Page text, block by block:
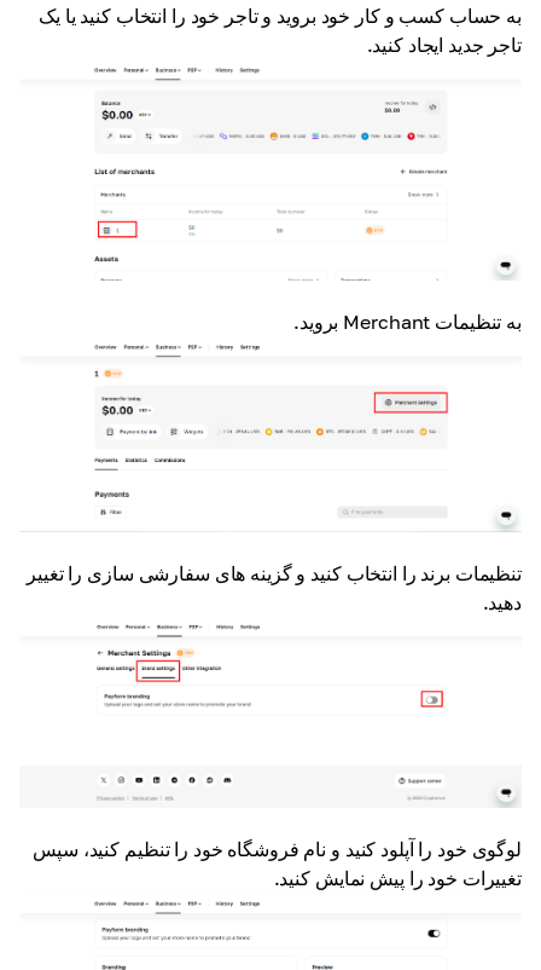
به حساب کسب و کار خود بروید و تاجر خود را انتخاب کنید یا یک
تاجر جدید ایجاد کنید.
به تنظیمات Merchant بروید.
تنظیمات برند را انتخاب کنید و گزینه های سفارشی سازی را تغییر
دهید.
لوگوی خود را آپلود کنید و نام فروشگاه خود را تنظیم کنید، سپس
تغییرات خود را پیش نمایش کنید.